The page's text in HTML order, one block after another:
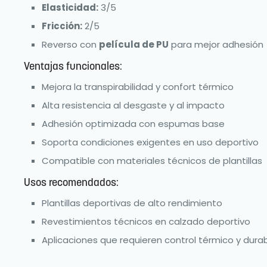
Elasticidad:3/5
Fricción:2/5
Reverso con película de PU para mejor adhesión
Ventajas funcionales:
Mejora la transpirabilidad y confort térmico
Alta resistencia al desgaste y al impacto
Adhesión optimizada con espumas base
Soporta condiciones exigentes en uso deportivo
Compatible con materiales técnicos de plantillas
Usos recomendados:
Plantillas deportivas de alto rendimiento
Revestimientos técnicos en calzado deportivo
Aplicaciones que requieren control térmico y